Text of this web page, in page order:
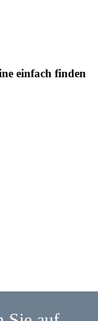
einfach finden